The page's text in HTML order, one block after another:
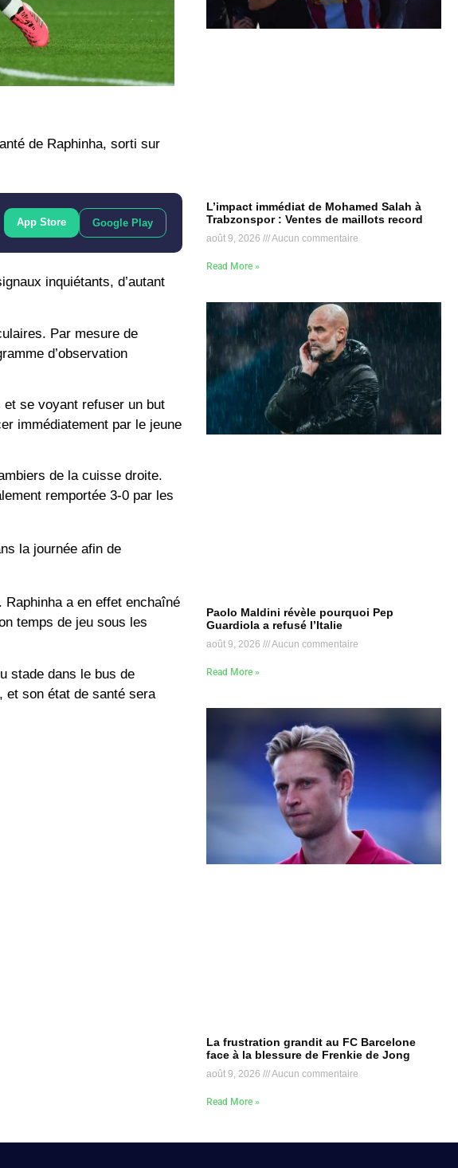
de Raphinha, sorti sur
App Store Google Play
inquiétants, d’autant
Par mesure de
d’observation
se voyant refuser un but
immédiatement par le jeune
de la cuisse droite.
remportée 3-0 par les
la journée afin de
Raphinha a en effet enchaîné
temps de jeu sous les
stade dans le bus de
et son état de santé sera
L’impact immédiat de Mohamed Salah à
Trabzonspor : Ventes de maillots record
août 9, 2026 Aucun commentaire
Read More »
Paolo Maldini révèle pourquoi Pep
Guardiola a refusé l’Italie
août 9, 2026 Aucun commentaire
Read More »
La frustration grandit au FC Barcelone
face à la blessure de Frenkie de Jong
août 9, 2026 Aucun commentaire
Read More »